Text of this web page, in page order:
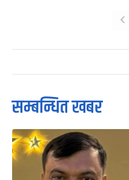
‹
सम्बन्धित खबर